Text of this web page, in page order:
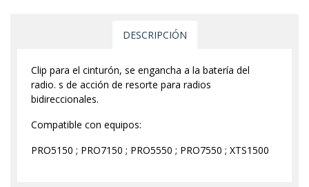
DESCRIPCIÓN
Clip para el cinturón, se engancha a la batería del
radio. s de acción de resorte para radios
bidireccionales.
Compatible con equipos:
PRO5150 ; PRO7150 ; PRO5550 ; PRO7550 ; XTS1500